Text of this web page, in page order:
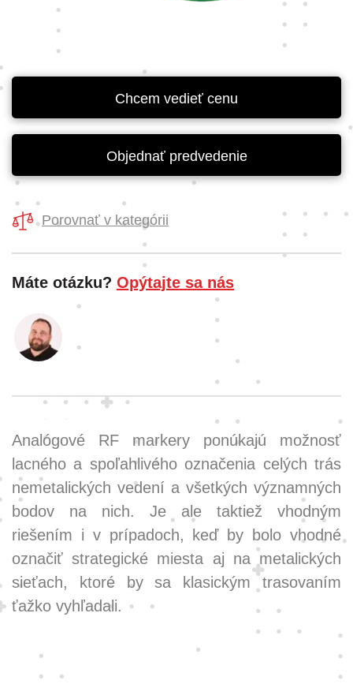
Chcem vedieť cenu
Objednať predvedenie
Porovnať v kategórii
Máte otázku? Opýtajte sa nás
Analógové RF markery ponúkajú možnosť
lacného a spoľahlivého označenia celých trás
nemetalických vedení a všetkých významných
bodov na nich. Je ale taktiež vhodným
riešením i v prípadoch, keď by bolo vhodné
označiť strategické miesta aj na metalických
sieťach, ktoré by sa klasickým trasovaním
ťažko vyhľadali.